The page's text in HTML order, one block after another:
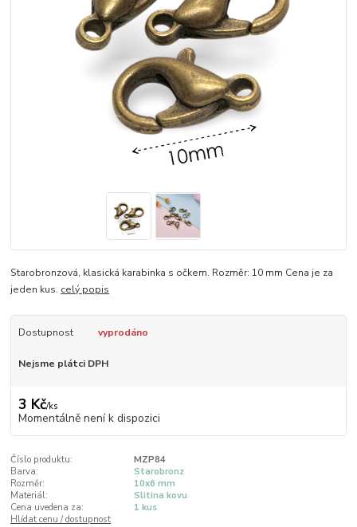
Starobronzová, klasická karabinka s očkem. Rozměr: 10 mm Cena je za
jeden kus. celý popis
Dostupnost vyprodáno
Nejsme plátci DPH
3 Kč/ks
Momentálně není k dispozici
Číslo produktu:
MZP84
Barva:
Starobronz
Rozměr:
10x6 mm
Materiál:
Slitina kovu
Cena uvedena za:
1 kus
Hlídat cenu / dostupnost